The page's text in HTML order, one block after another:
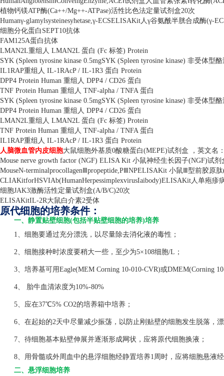
植物钙镁ATP酶(Ca++/Mg++-ATPase)活性比色法定量试剂盒20次
Humanγ-glamylsysteinesyhetase,γ-ECSELISAKit人γ谷氨酰半胱合成酶(γ-
细胞分化蛋白 SEPT10抗体
FAM125A蛋白抗体
LMAN2L重组人 LMAN2L 蛋白 (Fc 标签) Protein
SYK (Spleen tyrosine kinase 0.5mgSYK (Spleen tyrosine kinase) 非受体型酪
IL1RAP重组人 IL-1RAcP / IL-1R3 蛋白 Protein
DPP4 Protein Human 重组人 DPP4 / CD26 蛋白
TNF Protein Human 重组人 TNF-alpha / TNFA 蛋白
SYK (Spleen tyrosine kinase 0.5mgSYK (Spleen tyrosine kinase) 非受体型酪
DPP4 Protein Human 重组人 DPP4 / CD26 蛋白
LMAN2L重组人 LMAN2L 蛋白 (Fc 标签) Protein
TNF Protein Human 重组人 TNF-alpha / TNFA 蛋白
IL1RAP重组人 IL-1RAcP / IL-1R3 蛋白 Protein
人脑微血管内皮细胞大鼠细胞外基质0酸糖蛋白(MEPE)试剂盒 ，英文名
Mouse nerve growth factor (NGF) ELISA Kit 小鼠神经生长因子(NGF)试剂
MouseN-terminalprocollagen
propeptide,P NPELISAKit 小鼠Ⅲ型前胶原肽
CLIAKitforHSVIAb(HumanHerpessimplexvirusIaibody)ELISAKit人单疱疹
细胞JAK3激酶活性定量试剂盒(A/B/C)20次
ELISAKitIL-2R大鼠白介素2受体
原代细胞的培养条件：
一、静置贴壁细胞(包括半贴壁细胞的培养)培养
1、细胞要通过充分漂洗，以尽量除去消化液的毒性；
2、细胞接种时浓度要稍大一些，至少为5×108细胞/L；
3、培养基可用Eagle(MEM Corning 10-010-CVR)或DMEM(Corning
4、 胎牛血清浓度为10%-80%
5、应在37℃5% CO2的培养箱中培养；
6、在起始的2天中尽量减少振荡，以防止刚贴壁的细胞发生脱落，
7、待细胞基本贴壁伸展并逐渐形成网状，应将原代细胞换液；
8、用骨髓或外周血中的悬浮细胞经静置培养1周时，应将细胞悬液
二、悬浮细胞培养